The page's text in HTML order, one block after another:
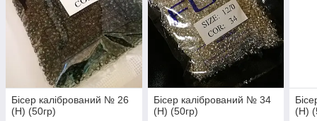
Бісер калібрований № 26
(Н) (50гр)
Бісер калібрований № 34
(Н) (50гр)
(Н)